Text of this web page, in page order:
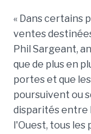
« Dans certains
ventes
Phil Sargeant,
que de plus en
portes et que
poursuivent ou
disparités entre
l'Ouest, tous